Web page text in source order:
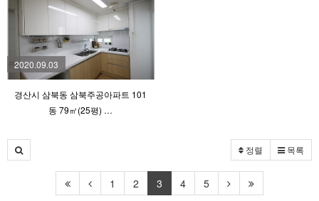
2020.09.03
경산시 삼북동 삼북주공아파트 101
동 79㎡(25평) …
정렬 목록
1 2 3 4 5